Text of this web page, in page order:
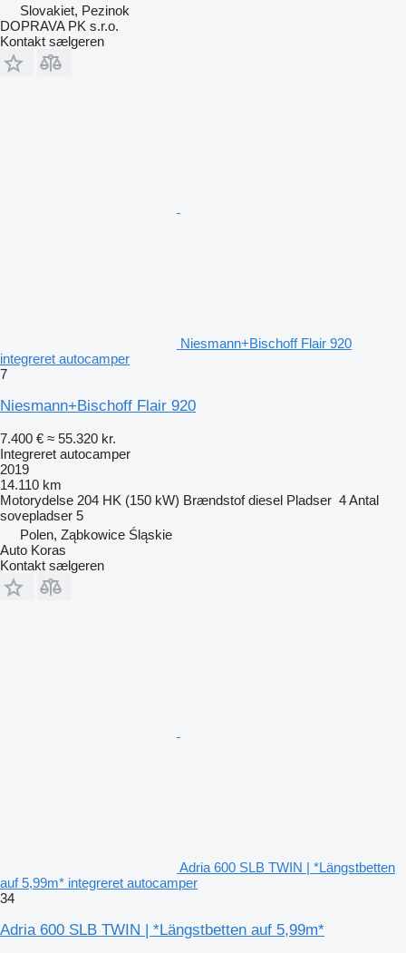
Slovakiet, Pezinok
DOPRAVA PK s.r.o.
Kontakt sælgeren
Niesmann+Bischoff Flair 920
integreret autocamper
7
Niesmann+Bischoff Flair 920
7.400 € ≈ 55.320 kr.
Integreret autocamper
2019
14.110 km
Motorydelse 204 HK (150 kW) Brændstof diesel Pladser 4Antal
sovepladser 5
Polen, Ząbkowice Śląskie
Auto Koras
Kontakt sælgeren
Adria 600 SLB TWIN | *Längstbetten
auf 5,99m* integreret autocamper
34
Adria 600 SLB TWIN | *Längstbetten auf 5,99m*